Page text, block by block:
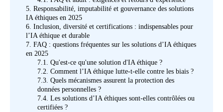
5. Responsabilité, imputabilité et gouvernance des solutions
IA éthiques en 2025
6. Inclusion, diversité et certifications : indispensables pour
l’IA éthique et durable
7. FAQ : questions fréquentes sur les solutions d’IA éthiques
en 2025
7.1. Qu'est-ce qu'une solution d'IA éthique ?
7.2. Comment l’IA éthique lutte-t-elle contre les biais ?
7.3. Quels mécanismes assurent la protection des
données personnelles ?
7.4. Les solutions d’IA éthiques sont-elles contrôlées ou
certifiées ?